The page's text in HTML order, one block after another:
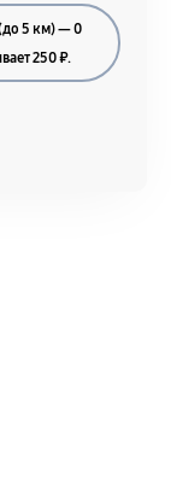
5 км) — 0
250 ₽.